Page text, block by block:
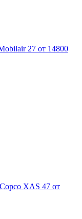
от 14800
от